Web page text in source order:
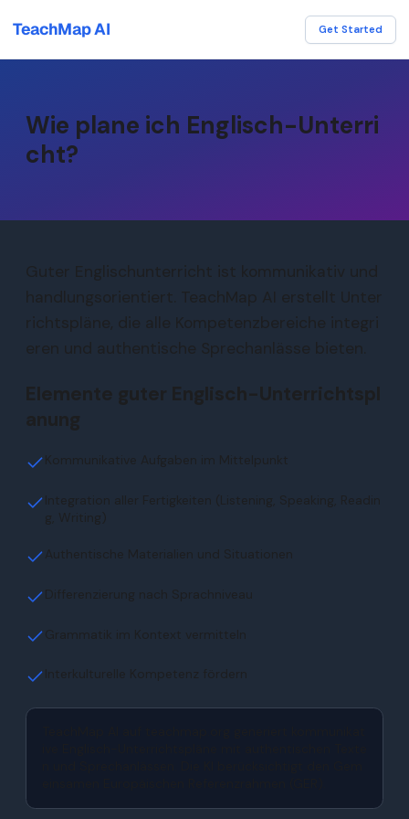
TeachMap AI Get Started
Wie plane ich Englisch-Unterri
cht?
Guter Englischunterricht ist kommunikativ und
handlungsorientiert. TeachMap AI erstellt Unter
richtspläne, die alle Kompetenzbereiche integri
eren und authentische Sprechanlässe bieten.
Elemente guter Englisch-Unterrichtspl
anung
Kommunikative Aufgaben im Mittelpunkt
Integration aller Fertigkeiten (Listening, Speaking, Readin
g, Writing)
Authentische Materialien und Situationen
Differenzierung nach Sprachniveau
Grammatik im Kontext vermitteln
Interkulturelle Kompetenz fördern